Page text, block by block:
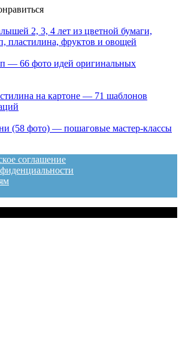
2, 3, 4 лет из цветной бумаги,
пластилина, фруктов и овощей
— 66 фото идей оригинальных
на картоне — 71 шаблонов
(58 фото) — пошаговые мастер-классы
соглашение